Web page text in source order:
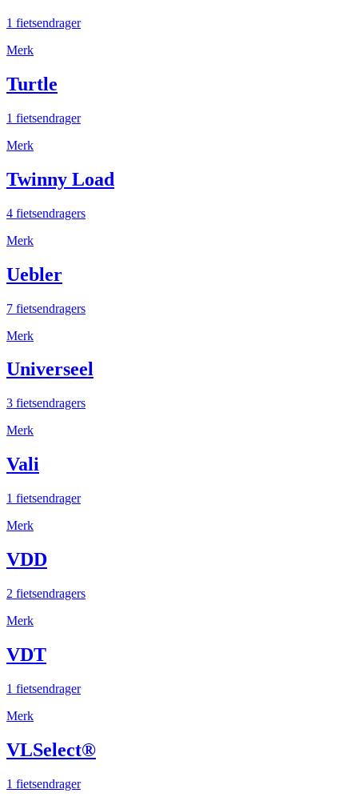
1 fietsendrager
Merk
Turtle
1 fietsendrager
Merk
Twinny Load
4 fietsendragers
Merk
Uebler
7 fietsendragers
Merk
Universeel
3 fietsendragers
Merk
Vali
1 fietsendrager
Merk
VDD
2 fietsendragers
Merk
VDT
1 fietsendrager
Merk
VLSelect®
1 fietsendrager